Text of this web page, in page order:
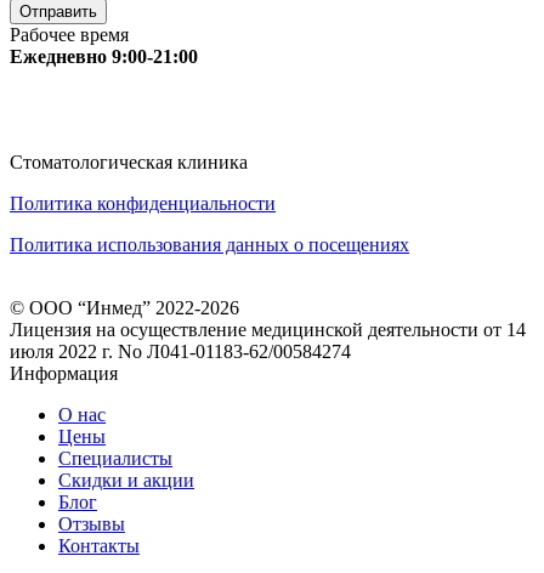
Рабочее время
Ежедневно 9:00-21:00
Стоматологическая клиника
Политика конфиденциальности
Политика использования данных о посещениях
© ООО “Инмед” 2022-2026
Лицензия на осуществление медицинской деятельности от 14
июля 2022 г. No Л041-01183-62/00584274
Информация
О нас
Цены
Специалисты
Скидки и акции
Блог
Отзывы
Контакты